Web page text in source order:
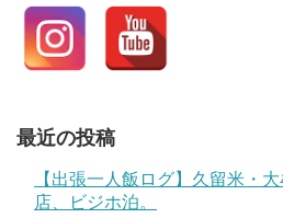
最近の投稿
【出張一人飯ログ】久留米・
店、ビジホ泊。